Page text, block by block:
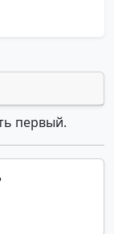
первый.